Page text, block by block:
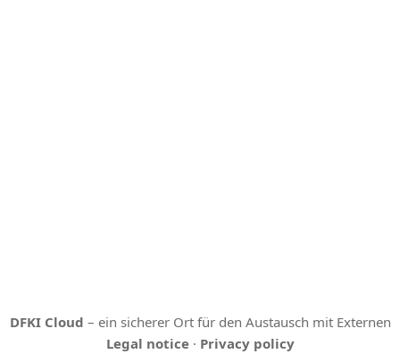
DFKI Cloud – ein sicherer Ort für den Austausch mit Externen
Legal notice· Privacy policy